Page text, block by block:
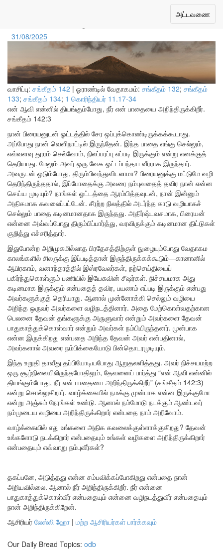
Toggle
navigation
அட்டவணை
31/08/2025
வாசிப்பு: சங்கீதம் 142 | ஓராண்டில் வேதாகமம்: சங்கீதம் 132; சங்கீதம்
133; சங்கீதம் 134; 1 கொரிந்தியர் 11.17-34
என் ஆவி என்னில் தியங்கும்போது, நீர் என் பாதையை அறிந்திருக்கிறீர்.
சங்கீதம் 142:3
நான் பிரையனுடன் ஓட்டத்தில் சேர ஒப்புக்கொண்டிருக்கக்கூடாது.
அப்போது நான் வெளிநாட்டில் இருந்தேன். இந்த பாதை எங்கு செல்லும்,
எவ்வளவு தூரம் செல்வோம், நிலப்பரப்பு எப்படி இருக்கும் என்று எனக்குத்
தெரியாது. மேலும் அவர் ஒரு வேக ஓட்டப்பந்தய வீரராக இருந்தார்.
அவருடன் ஓடும்போது, திரும்பிவந்துவிடலாமா? பிரையனுக்கு மட்டுமே வழி
தெரிந்திருந்ததால், இப்போதைக்கு அவரை நம்புவதைத் தவிர நான் என்ன
செய்ய முடியும்? நாங்கள் ஓட்டத்தை ஆரம்பித்தவுடன், நான் இன்னும்
அதிகமாக கவலைப்பட்டேன். சீரற்ற நிலத்தில் அடர்ந்த காடு வழியாகச்
செல்லும் பாதை கடினமானதாக இருந்தது. அதிர்ஷ்டவசமாக, பிரையன்
என்னை அவ்வப்போது திரும்பிப்பார்த்து, வரவிருக்கும் கடினமான திட்டுகள்
குறித்து எச்சரித்தார்.
இதுபோன்ற அறிமுகமில்லாத பிரதேசத்திற்குள் நுழையும்போது வேதாகம
காலங்களில் சிலருக்கு இப்படித்தான் இருந்திருக்கக்கூடும்—கானானில்
ஆபிரகாம், வனாந்தரத்தில் இஸ்ரவேலர்கள், நற்செய்தியைப்
பகிர்ந்துகொள்ளும் பணியில் இயேசுவின் சீஷர்கள். நிச்சயமாக அது
கடினமாக இருக்கும் என்பதைத் தவிர, பயணம் எப்படி இருக்கும் என்பது
அவர்களுக்குத் தெரியாது. ஆனால் முன்னோக்கி செல்லும் வழியை
அறிந்த ஒருவர் அவர்களை வழிநடத்தினார். அதை மேற்கொள்வதற்கான
பெலனை தேவன் தங்களுக்கு அருளுவார் என்றும் அவர்களை தேவன்
பாதுகாத்துக்கொள்வார் என்றும் அவர்கள் நம்பியிருந்தனர். முன்பாக
என்ன இருக்கிறது என்பதை அறிந்த தேவன் அவர் என்பதினால்,
அவர்களால் அவரை நம்பிக்கையோடு பின்தொடரமுடியும்.
இந்த உறுதி தாவீது தப்பியோடியபோது ஆறுதலளித்தது. அவர் நிச்சயமற்ற
ஒரு சூழ்நிலையிலிருந்தபோதிலும், தேவனைப் பார்த்து “என் ஆவி என்னில்
தியங்கும்போது, நீர் என் பாதையை அறிந்திருக்கிறீர்” (சங்கீதம் 142:3)
என்று சொல்லுகிறார். வாழ்க்கையில் நமக்கு முன்பாக என்ன இருக்குமோ
என்று அஞ்சும் நேரங்கள் உண்டு. ஆனால் நம்மோடு நடக்கும் ஆண்டவர்
நம்முடைய வழியை அறிந்திருக்கிறார் என்பதை நாம் அறிவோம்.
வாழ்க்கையில் எது உங்களை அதிக கவலைக்குள்ளாக்குகிறது? தேவன்
உங்களோடு நடக்கிறார் என்பதையும் உங்கள் வழிகளை அறிந்திருக்கிறார்
என்பதையும் எவ்வாறு நம்புவீர்கள்?
தகப்பனே, அடுத்தது என்ன சம்பவிக்கப்போகிறது என்பதை நான்
அறியவில்லை. ஆனால் நீர் அறிந்திருக்கிறீர். நீர் என்னை
பாதுகாத்துக்கொள்வீர் என்பதையும் என்னை வழிநடத்துவீர் என்பதையும்
நான் அறிந்திருக்கிறேன்.
ஆசிரியர் லேஸ்லி ஹோ | மற்ற ஆசிரியர்கள் பார்க்கவும்
Our Daily Bread Topics: odb